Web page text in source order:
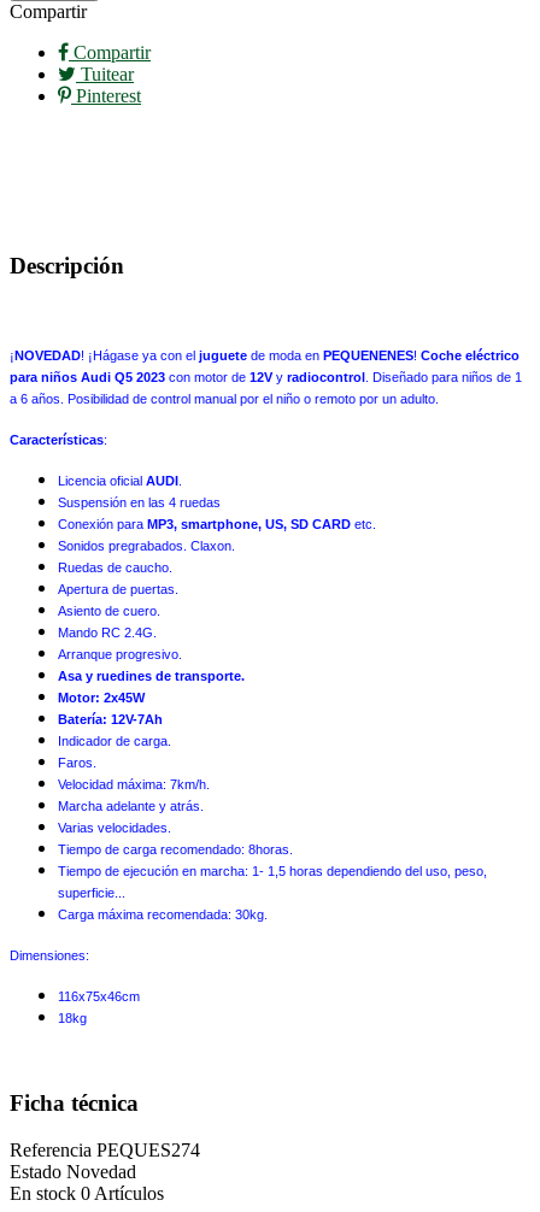
Compartir
Compartir
Tuitear
Pinterest
Descripción
¡NOVEDAD! ¡Hágase ya con el juguete de moda en PEQUENENES! Coche eléctrico
para niños Audi Q5 2023 con motor de 12Vy radiocontrol . Diseñado para niños de 1
a 6 años. Posibilidad de control manual por el niño o remoto por un adulto.
Características:
Licencia oficial AUDI
Suspensión en las 4 ruedas
Conexión para MP3, smartphone, US, SD CARD etc.
Sonidos pregrabados. Claxon.
Ruedas de caucho.
Apertura de puertas.
Asiento de cuero.
Mando RC 2.4G.
Arranque progresivo.
Asa y ruedines de transporte.
Motor: 2x45W
Batería: 12V-7Ah
Indicador de carga.
Faros.
Velocidad máxima: 7km/h.
Marcha adelante y atrás.
Varias velocidades.
Tiempo de carga recomendado: 8horas.
Tiempo de ejecución en marcha: 1- 1,5 horas dependiendo del uso, peso,
superficie...
Carga máxima recomendada: 30kg.
Dimensiones:
116x75x46cm
18kg
Ficha técnica
Referencia PEQUES274
Estado Novedad
En stock 0 Artículos